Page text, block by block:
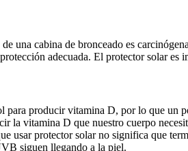
una cabina de bronceado es
adecuada. El protector solar
producir vitamina D, por lo que un
la vitamina D que nuestro cuerpo
usar protector solar no significa que
siguen llegando a la piel.